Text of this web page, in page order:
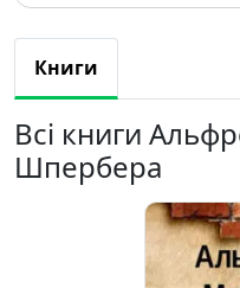
Книги
Всі книги
Шпербера